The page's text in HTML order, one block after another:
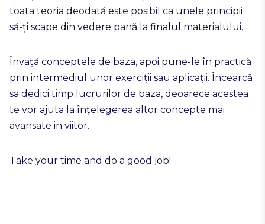
toata teoria deodată este posibil ca unele principii
să-ți scape din vedere pană la finalul materialului.
Învață conceptele de baza, apoi pune-le în practică
prin intermediul unor exerciții sau aplicații. Încearcă
sa dedici timp lucrurilor de baza, deoarece acestea
te vor ajuta la înțelegerea altor concepte mai
avansate in viitor.
Take your time and do a good job!